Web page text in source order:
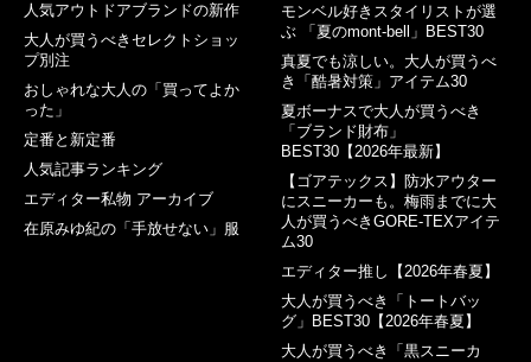
人気アウトドアブランドの新作
大人が買うべきセレクトショッ
プ別注
おしゃれな大人の「買ってよか
った」
定番と新定番
人気記事ランキング
エディター私物 アーカイブ
在原みゆ紀の「手放せない」服
モンベル好きスタイリストが選
ぶ 「夏のmont-bell」BEST30
真夏でも涼しい。大人が買うべ
き「酷暑対策」アイテム30
夏ボーナスで大人が買うべき
「ブランド財布」
BEST30【2026年最新】
【ゴアテックス】防水アウター
にスニーカーも。梅雨までに大
人が買うべきGORE-TEXアイテ
ム30
エディター推し【2026年春夏】
大人が買うべき「トートバッ
グ」BEST30【2026年春夏】
大人が買うべき「黒スニーカ